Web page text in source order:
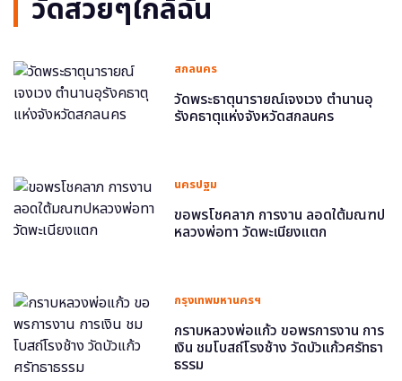
วัดสวยๆใกล้ฉัน
สกลนคร
วัดพระธาตุนารายณ์เจงเวง ตำนานอุ
รังคธาตุแห่งจังหวัดสกลนคร
นครปฐม
ขอพรโชคลาภ การงาน ลอดใต้มณฑป
หลวงพ่อทา วัดพะเนียงแตก
กรุงเทพมหานครฯ
กราบหลวงพ่อแก้ว ขอพรการงาน การ
เงิน ชมโบสถ์โรงช้าง วัดบัวแก้วศรัทธา
ธรรม